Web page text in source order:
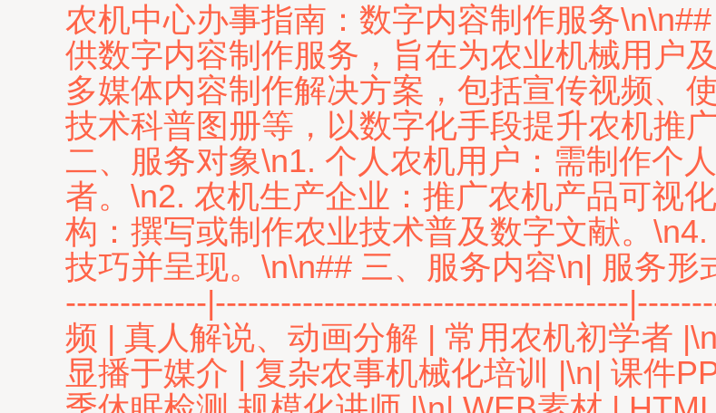
农机中心办事指南：数字内容制作服务
供数字内容制作服务，旨在为农业机械用户
多媒体内容制作解决方案，包括宣传视频、
技术科普图册等，以数字化手段提升农机推
二、服务对象\n1. 个人农机用户：需制作个
者。\n2. 农机生产企业：推广农机产品可视
构：撰写或制作农业技术普及数字文献。
技巧并呈现。\n\n## 三、服务内容\n| 服务
-------------|--------------------------------------
频 | 真人解说、动画分解 | 常用农机初学者
显播于媒介 | 复杂农事机械化培训 |\n| 课件